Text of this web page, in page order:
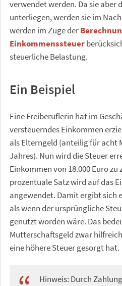
verwendet werden. Da sie aber
unterliegen, werden sie im
werden im Zuge der
Einkommenssteuer
steuerliche Belastung.
Ein Beispiel
Eine Freiberuflerin hat im
versteuerndes Einkommen
als Elterngeld (anteilig für acht
Jahres). Nun wird die Steuer
Einkommen von 18.000 Euro zu
prozentuale Satz wird auf das
angewendet. Damit ergibt sich
als wenn der ursprüngliche
genutzt worden wäre. Das
Mutterschaftsgeld zwar
eine höhere Steuer gesorgt hat.
Hinweis: Durch